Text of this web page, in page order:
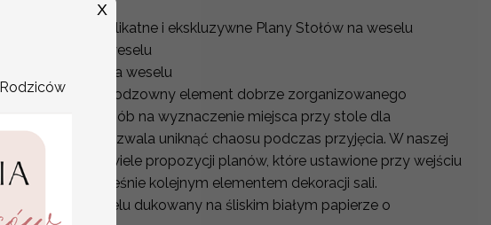
jak i stylowe, delikatne i ekskluzywne Plany Stołów na weselu
gości na weselu
gości na weselu
weselnych to nieodzowny element dobrze zorganizowanego
to idealny sposób na wyznaczenie miejsca przy stole dla
gości, który pozwala uniknąć chaosu podczas przyjęcia. W naszej
Państwo wiele propozycji planów, które ustawione przy wejściu
się jednocześnie kolejnym elementem dekoracji sali.
gości na Weselu dukowany na śliskim białym papierze o
X